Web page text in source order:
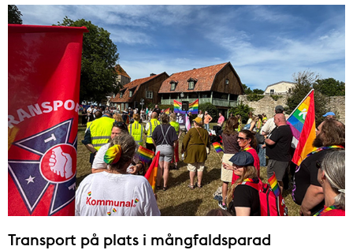
Transport på plats i mångfaldsparad